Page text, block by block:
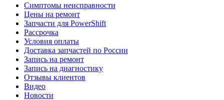
Симптомы неисправности
Цены на ремонт
Запчасти для PowerShift
Рассрочка
Условия оплаты
Доставка запчастей по России
Запись на ремонт
Запись на диагностику
Отзывы клиентов
Видео
Новости